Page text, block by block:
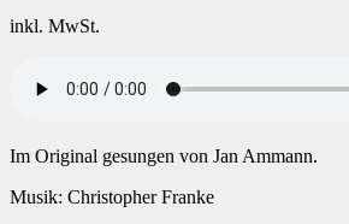
inkl. MwSt.
Im Original gesungen von Jan Ammann.
Musik: Christopher Franke